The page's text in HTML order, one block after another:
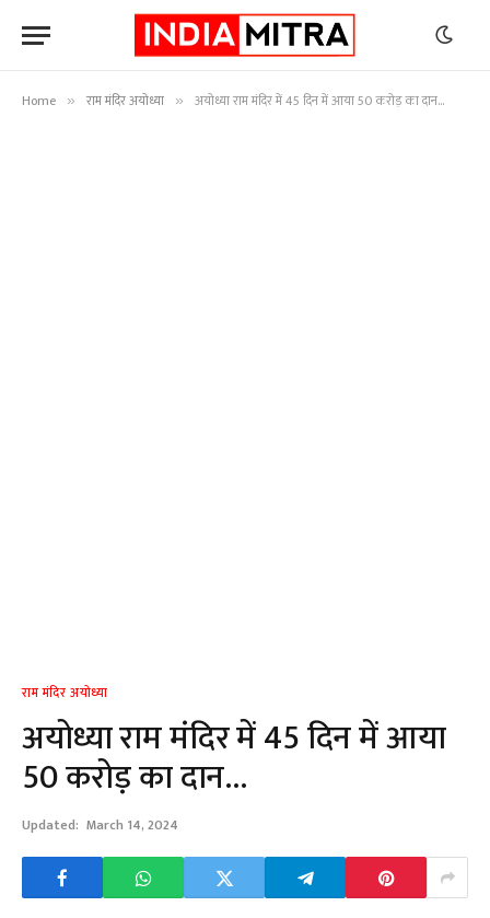
Home » राम मंदिर अयोध्या » अयोध्या राम मंदिर में 45 दिन में आया 50 करोड़ का दान…
राम मंदिर अयोध्या
अयोध्या राम मंदिर में 45 दिन में आया
50 करोड़ का दान…
Updated: March 14, 2024